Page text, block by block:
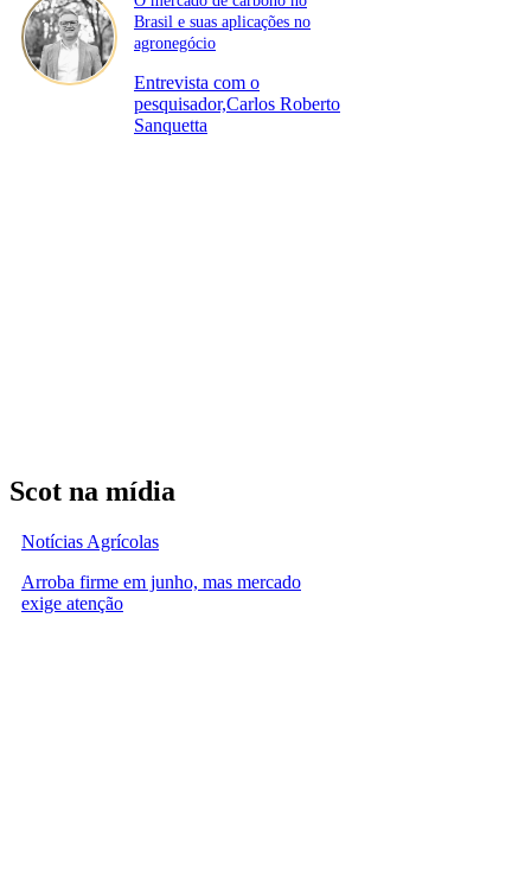
Brasil e suas aplicações no
agronegócio
Entrevista com o
pesquisador,Carlos Roberto
Sanquetta
Scot na mídia
Notícias Agrícolas
Arroba firme em junho, mas mercado
exige atenção